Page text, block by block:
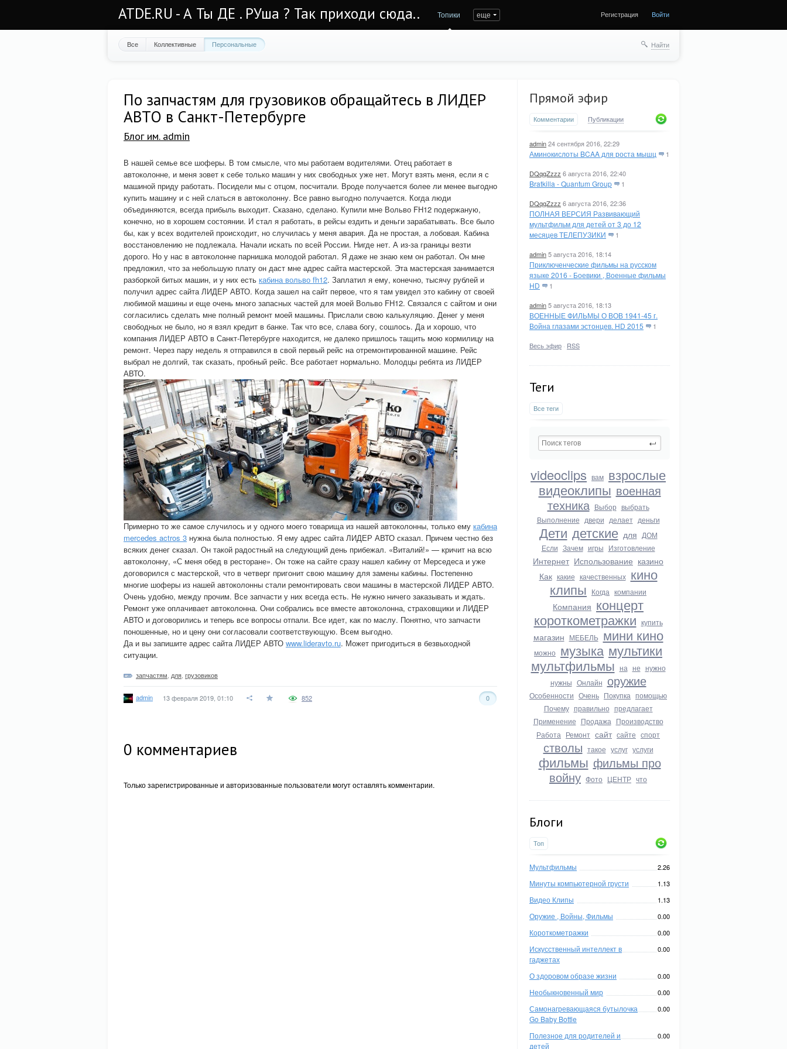
ATDE.RU - А Ты ДЕ . РУша ? Так приходи сюда.. Топики еще Регистрация Войти
Все Коллективные Персональные Найти
Прямой эфир
Комментарии Публикации
admin24 сентября 2016, 22:29
Аминокислоты BCAA для роста мышц 1
DQqqZzzz 6 августа 2016, 22:40
Bratkilla - Quantum Group 1
DQqqZzzz 6 августа 2016, 22:36
ПОЛНАЯ ВЕРСИЯ Развивающий
мультфильм для детей от 3 до 12
месяцев ТЕЛЕПУЗИКИ
1
admin5 августа 2016, 18:14
Приключенческие фильмы на русском
языке 2016 - Боевики , Военные фильмы
HD
1
admin5 августа 2016, 18:13
ВОЕННЫЕ ФИЛЬМЫ О ВОВ 1941-45 г.
Война глазами эстонцев. HD 2015
1
Весь эфир · RSS
Теги
Все теги
videoclips вам взрослые
видеоклипы военная
техника Выбор выбрать
Выполнение двери делает деньги
Дети детские для ДОМ
Если Зачем игры Изготовление
Интернет Использование казино
Как какие качественных кино
клипы Когда компании
Компания концерт
короткометражки купить
магазин МЕБЕЛЬ мини кино
можно музыка мультики
мультфильмы на не нужно
нужны Онлайн оружие
Особенности Очень Покупка помощью
Почему правильно предлагает
Применение Продажа Производство
Работа Ремонт сайт сайте спорт
стволы такое услуг услуги
фильмы фильмы про
войну Фото ЦЕНТР что
Блоги
Топ
Мультфильмы 2.26
Минуты компьютерной грусти 1.13
Видео Клипы 1.13
Оружие , Войны, Фильмы 0.00
Короткометражки 0.00
Искусственный интеллект в
гаджетах
0.00
О здоровом образе жизни 0.00
Необыкновенный мир 0.00
Самонагревающаяся бутылочка
Go Baby Bottle
0.00
Полезное для родителей и
детей
0.00
По запчастям для грузовиков обращайтесь в ЛИДЕР
АВТО в Санкт-Петербурге
Блог им. admin
В нашей семье все шоферы. В том смысле, что мы работаем водителями. Отец работает в
автоколонне, и меня зовет к себе только машин у них свободных уже нет. Могут взять меня, если я с
машиной приду работать. Посидели мы с отцом, посчитали. Вроде получается более ли менее выгодно
купить машину и с ней слаться в автоколонну. Все равно выгодно получается. Когда люди
объединяются, всегда прибыль выходит. Сказано, сделано. Купили мне Вольво FH12 подержаную,
конечно, но в хорошем состоянии. И стал я работать, в рейсы ездить и деньги зарабатывать. Все было
бы, как у всех водителей происходит, но случилась у меня авария. Да не простая, а лобовая. Кабина
восстановлению не подлежала. Начали искать по всей России. Нигде нет. А из-за границы везти
дорого. Но у нас в автоколонне парнишка молодой работал. Я даже не знаю кем он работал. Он мне
предложил, что за небольшую плату он даст мне адрес сайта мастерской. Эта мастерская занимается
разборкой битых машин, и у них есть кабина вольво fh12. Заплатил я ему, конечно, тысячу рублей и
получил адрес сайта ЛИДЕР АВТО. Когда зашел на сайт первое, что я там увидел это кабину от своей
любимой машины и еще очень много запасных частей для моей Вольво FH12. Связался с сайтом и они
согласились сделать мне полный ремонт моей машины. Прислали свою калькуляцию. Денег у меня
свободных не было, но я взял кредит в банке. Так что все, слава богу, сошлось. Да и хорошо, что
компания ЛИДЕР АВТО в Санкт-Петербурге находится, не далеко пришлось тащить мою кормилицу на
ремонт. Через пару недель я отправился в свой первый рейс на отремонтированной машине. Рейс
выбрал не долгий, так сказать, пробный рейс. Все работает нормально. Молодцы ребята из ЛИДЕР
АВТО.
Примерно то же самое случилось и у одного моего товарища из нашей автоколонны, только ему кабина
mercedes actros 3 нужна была полностью. Я ему адрес сайта ЛИДЕР АВТО сказал. Причем честно без
всяких денег сказал. Он такой радостный на следующий день прибежал. «Виталий!» — кричит на всю
автоколонну, «С меня обед в ресторане». Он тоже на сайте сразу нашел кабину от Мерседеса и уже
договорился с мастерской, что в четверг пригонит свою машину для замены кабины. Постепенно
многие шоферы из нашей автоколонны стали ремонтировать свои машины в мастерской ЛИДЕР АВТО.
Очень удобно, между прочим. Все запчасти у них всегда есть. Не нужно ничего заказывать и ждать.
Ремонт уже оплачивает автоколонна. Они собрались все вместе автоколонна, страховщики и ЛИДЕР
АВТО и договорились и теперь все вопросы отпали. Все идет, как по маслу. Понятно, что запчасти
поношенные, но и цену они согласовали соответствующую. Всем выгодно.
Да и вы запишите адрес сайта ЛИДЕР АВТО www.lideravto.ru. Может пригодиться в безвыходной
ситуации.
запчастям для грузовиков
admin 13 февраля 2019, 01:10 0
852
0 комментариев
Только зарегистрированные и авторизованные пользователи могут оставлять комментарии.